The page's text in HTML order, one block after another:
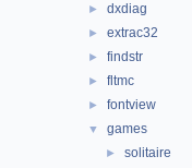
► dxdiag
► extrac32
► findstr
► fltmc
► fontview
▼ games
► solitaire